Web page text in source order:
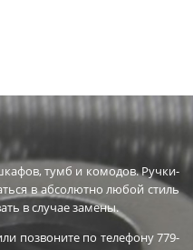
тумб и комодов. Ручки-
в абсолютно любой стиль
в случае замены.
позвоните по телефону 779-